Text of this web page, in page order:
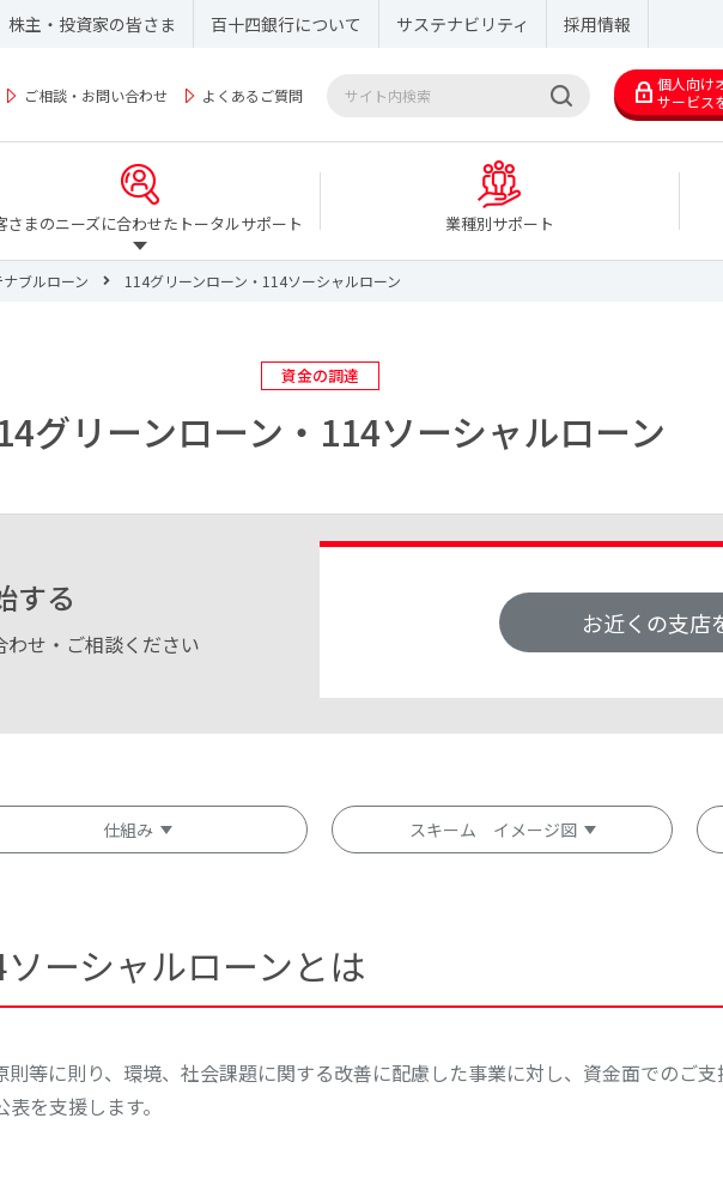
株主・投資家の皆さま 百十四銀行について サステナビリティ 採用情報
ご相談・お問い合わせ よくあるご質問
個人向け
サービス
さまのニーズに合わせたトータルサポート 業種別サポート
ブルローン 114グリーンローン・114ソーシャルローン
資金の調達
グリーンローン・ 114ソーシャルローン
する
せ・ご相談ください
お近くの支店
仕組み スキーム イメージ図
ーシャルローンとは
等に則り、環境、社会課題に関する改善に配慮した事業に対し、資金面でのご
を支援します。